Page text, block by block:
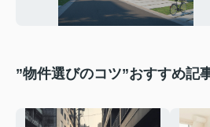
”物件選びのコツ”おすすめ記